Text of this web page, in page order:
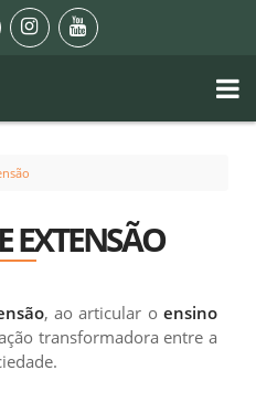
EXTENSÃO
, ao articular o ensino
transformadora entre a